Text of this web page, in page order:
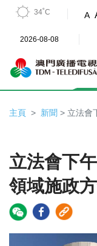
34˚C A
2026-08-08
主頁 新聞 > 立法會
立法會下
領域施政